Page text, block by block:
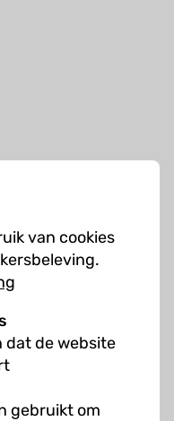
van cookies
dat de website
gebruikt om